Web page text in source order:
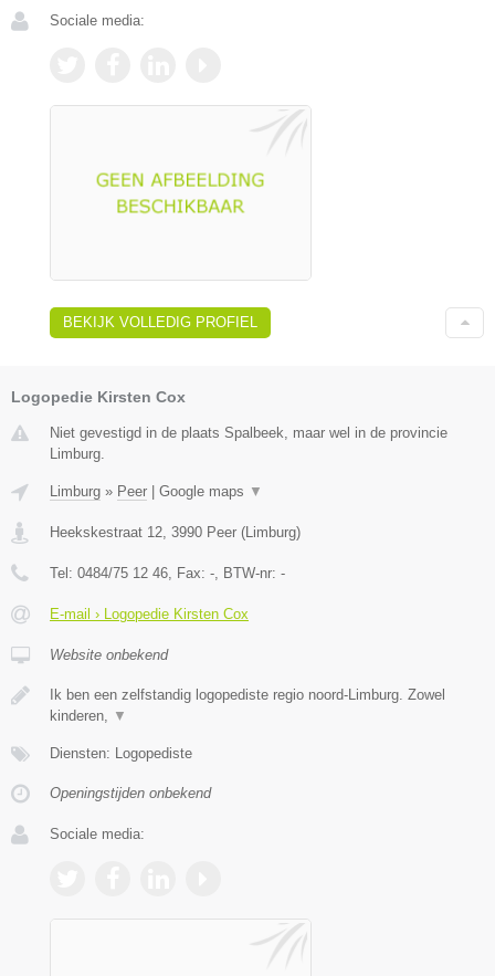
Sociale media:
BEKIJK VOLLEDIG PROFIEL
Logopedie Kirsten Cox
Niet gevestigd in de plaats Spalbeek, maar wel in de provincie
Limburg.
Limburg » Peer Google maps ▼
Heekskestraat 12 3990 Peer ( Limburg)
Tel: 0484/75 12 46 , Fax: - , BTW-nr: -
E-mail › Logopedie Kirsten Cox
Website onbekend
Ik ben een zelfstandig logopediste regio noord-Limburg. Zowel
kinderen,
▼
Diensten: Logopediste
Openingstijden onbekend
Sociale media: